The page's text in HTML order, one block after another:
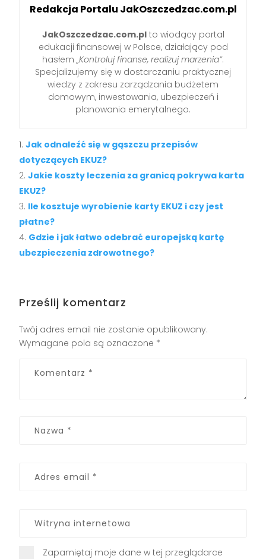
Redakcja Portalu JakOszczedzac.com.pl
JakOszczedzac.com.plto wiodący portal
edukacji finansowej w Polsce, działający pod
hasłem „Kontroluj finanse, realizuj marzenia”.
Specjalizujemy się w dostarczaniu praktycznej
wiedzy z zakresu zarządzania budżetem
domowym, inwestowania, ubezpieczeń i
planowania emerytalnego.
Jak odnaleźć się w gąszczu przepisów
dotyczących EKUZ?
Jakie koszty leczenia za granicą pokrywa karta
EKUZ?
Ile kosztuje wyrobienie karty EKUZ i czy jest
płatne?
Gdzie i jak łatwo odebrać europejską kartę
ubezpieczenia zdrowotnego?
Prześlij komentarz
Twój adres email nie zostanie opublikowany.
Wymagane pola są oznaczone *
Zapamiętaj moje dane w tej przeglądarce